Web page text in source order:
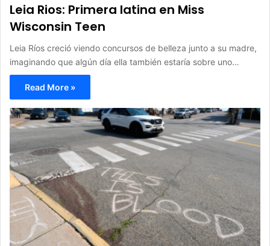
Leia Rios: Primera latina en Miss
Wisconsin Teen
Leia Ríos creció viendo concursos de belleza junto a su madre,
imaginando que algún día ella también estaría sobre uno…
Read More »